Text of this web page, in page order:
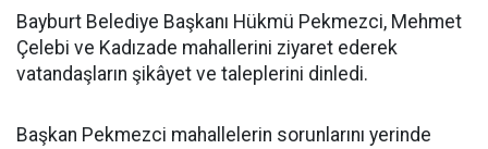
Bayburt Belediye Başkanı Hükmü Pekmezci, Mehmet
Çelebi ve Kadızade mahallerini ziyaret ederek
vatandaşların şikâyet ve taleplerini dinledi.
Başkan Pekmezci mahallelerin sorunlarını yerinde